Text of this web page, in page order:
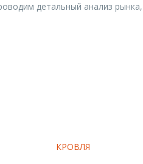
КРОВЛЯ
детальный анализ